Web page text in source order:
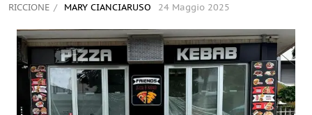
RICCIONE MARY CIANCIARUSO 24 Maggio 2025